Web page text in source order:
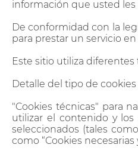
información que usted les
De conformidad con la
para prestar un servicio
Este sitio utiliza
Detalle del tipo de cookies
"Cookies técnicas" para
utilizar el contenido y
seleccionados (tales
como “Cookies necesarias